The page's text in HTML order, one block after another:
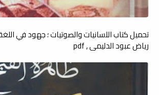
تحميل كتاب اللسانيات والصوتيات ؛ جهود في
رياض عبود الدليمي , pdf